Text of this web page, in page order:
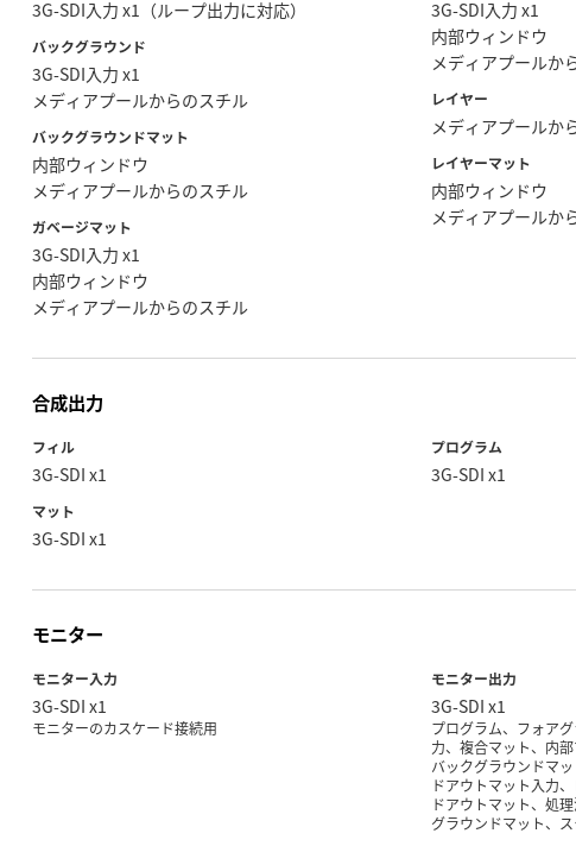
3G-SDI入力 x1（ループ出力に対応）
バックグラウンド
3G-SDI入力 x1
メディアプールからのスチル
バックグラウンドマット
内部ウィンドウ
メディアプールからのスチル
ガベージマット
3G-SDI入力 x1
内部ウィンドウ
メディアプールからのスチル
3G-SDI入力 x1
内部ウィンドウ
メディアプールか
レイヤー
メディアプールか
レイヤーマット
内部ウィンドウ
メディアプールか
合成出力
フィル
3G-SDI x1
マット
3G-SDI x1
プログラム
3G-SDI x1
モニター
モニター入力
3G-SDI x1
モニターのカスケード接続用
モニター出力
3G-SDI x1
プログラム、フォア
力、複合マット、内
バックグラウンドマ
ドアウトマット入力
ドアウトマット、処
グラウンドマット、